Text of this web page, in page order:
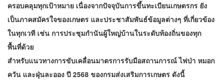
ครอบคลุมทุกเป้าหมาย เนื่องจากปัจจุบันการขึ้นทะเบียนเกษตรกร ยัง
เป็นภาคสมัครใจของเกษตร และประชาสัมพันธ์ข้อมูลต่างๆ ที่เกี่ยวข้อง
ในทุกเวที เช่น การประชุมกำนันผู้ใหญ่บ้านในระดับท้องถิ่นของทุก
พื้นที่ด้วย
สำหรับแนวทางการขับเคลื่อนมาตรการรับมือสถานการณ์ ไฟป่า หมอก
ควัน และฝุ่นละออง ปี 2568 ของกรมส่งเสริมการเกษตร ดังนี้